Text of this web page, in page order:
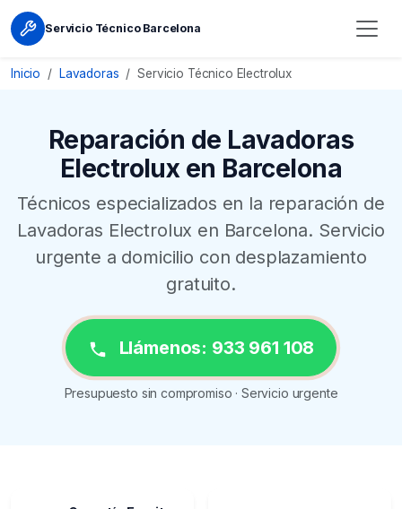
Servicio Técnico Barcelona
Inicio Lavadoras Servicio Técnico Electrolux
Reparación de Lavadoras
Electrolux en Barcelona
Técnicos especializados en la reparación de
Lavadoras Electrolux en Barcelona. Servicio
urgente a domicilio con desplazamiento
gratuito.
Llámenos: 933 961 108
Presupuesto sin compromiso · Servicio urgente